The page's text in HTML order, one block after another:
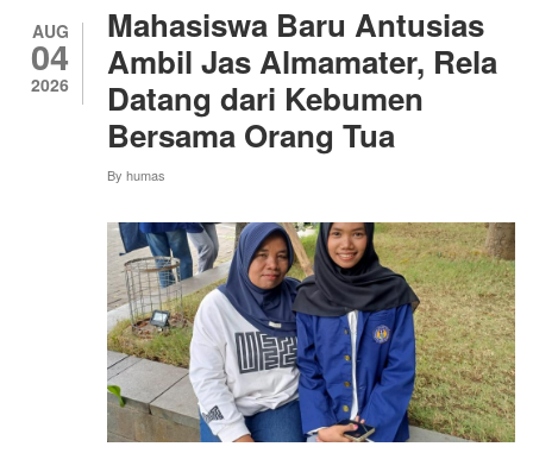
AUG
04
2026
Mahasiswa Baru Antusias
Ambil Jas Almamater, Rela
Datang dari Kebumen
Bersama Orang Tua
By humas